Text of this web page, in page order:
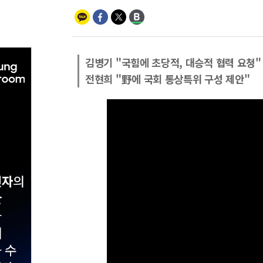
김병기 "국힘에 초당적, 대승적 협력 요청"
전현희 "野에 국회 통상특위 구성 제안"